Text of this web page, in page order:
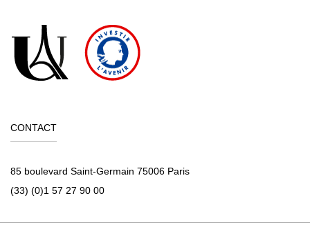
CONTACT
85 boulevard Saint-Germain 75006 Paris
(33) (0)1 57 27 90 00